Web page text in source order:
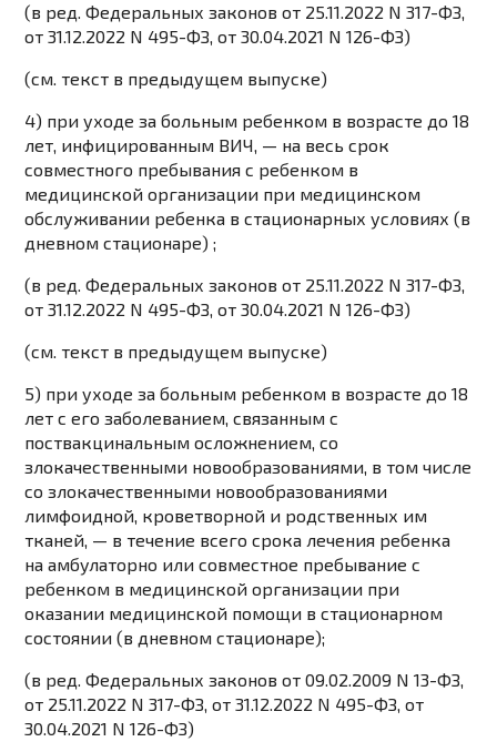
(в ред. Федеральных законов от 25.11.2022 N 317-ФЗ,
от 31.12.2022 N 495-ФЗ, от 30.04.2021 N 126-ФЗ)
(см. текст в предыдущем выпуске)
4) при уходе за больным ребенком в возрасте до 18
лет, инфицированным ВИЧ, — на весь срок
совместного пребывания с ребенком в
медицинской организации при медицинском
обслуживании ребенка в стационарных условиях (в
дневном стационаре) ;
(в ред. Федеральных законов от 25.11.2022 N 317-ФЗ,
от 31.12.2022 N 495-ФЗ, от 30.04.2021 N 126-ФЗ)
(см. текст в предыдущем выпуске)
5) при уходе за больным ребенком в возрасте до 18
лет с его заболеванием, связанным с
поствакцинальным осложнением, со
злокачественными новообразованиями, в том числе
со злокачественными новообразованиями
лимфоидной, кроветворной и родственных им
тканей, — в течение всего срока лечения ребенка
на амбулаторно или совместное пребывание с
ребенком в медицинской организации при
оказании медицинской помощи в стационарном
состоянии (в дневном стационаре);
(в ред. Федеральных законов от 09.02.2009 N 13-ФЗ,
от 25.11.2022 N 317-ФЗ, от 31.12.2022 N 495-ФЗ, от
30.04.2021 N 126-ФЗ)